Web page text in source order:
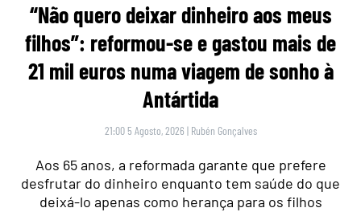
“Não quero deixar dinheiro aos meus
filhos”: reformou-se e gastou mais de
21 mil euros numa viagem de sonho à
Antártida
21:00 5 Agosto, 2026 | Rubén Gonçalves
Aos 65 anos, a reformada garante que prefere
desfrutar do dinheiro enquanto tem saúde do que
deixá-lo apenas como herança para os filhos